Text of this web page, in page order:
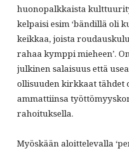
huonopalkkaista
kel­paisi esim ‘bändil­lä oli
keikkaa, joista
rahaa kymp­pi mieheen’.
julki­nen salaisu­us että
ol­lisu­u­den kirkkaat tähdet
ammat­ti­in­sa
rahoituksella.
Myöskään aloit­tel­e­val­la